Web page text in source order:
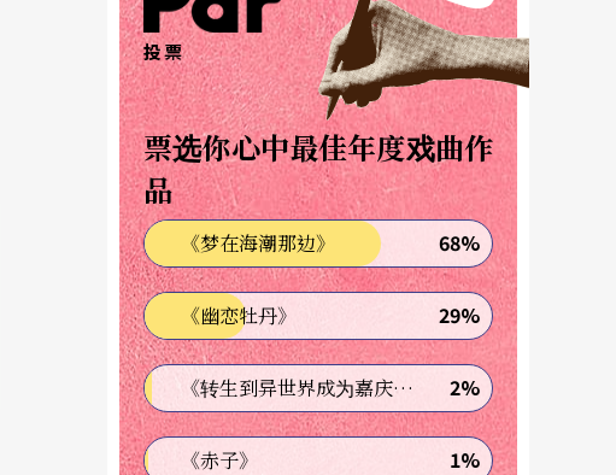
投票
票选你心中最佳年度戏曲作
品
《梦在海潮那边》 68%
《幽恋牡丹》 29%
《转生到异世界成为嘉庆君—发现我的祖先是诈骗集团!?》 2%
《赤子》 1%